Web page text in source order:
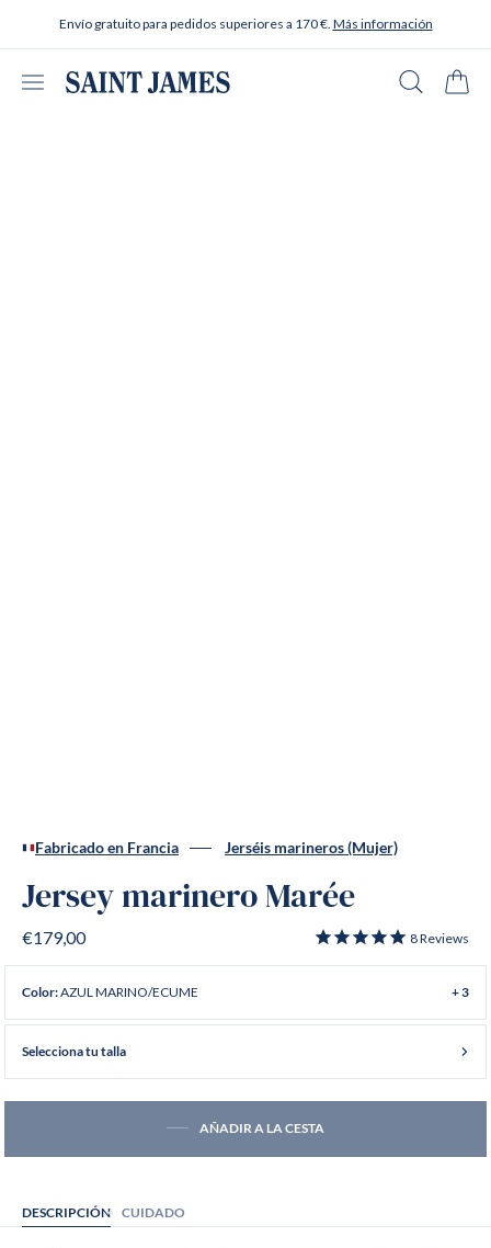
Envío gratuito para pedidos superiores a 170 €. Más información
Abrir menú
Fabricado en Francia Jerséis marineros (Mujer)
Jersey marinero Marée
€179,00 8Reviews
Color:AZUL MARINO/ECUME + 3
Selecciona tu talla
AÑADIR A LA CESTA
DESCRIPCIÓN CUIDADO